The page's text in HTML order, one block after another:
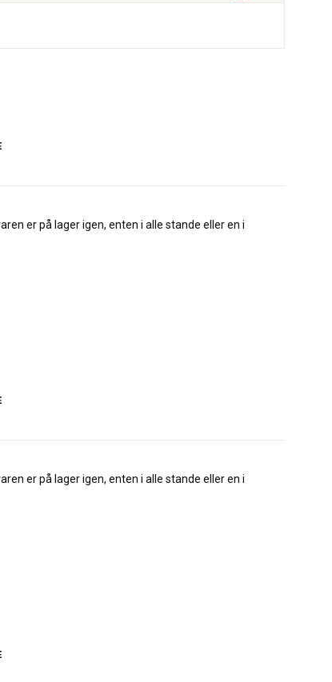
er på lager igen, enten i alle stande eller en i
er på lager igen, enten i alle stande eller en i